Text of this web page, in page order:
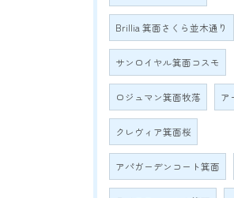
Brillia 箕面さくら並木通り
サンロイヤル箕面コスモ
ロジュマン箕面牧落 ア
クレヴィア箕面桜
アパガーデンコート箕面